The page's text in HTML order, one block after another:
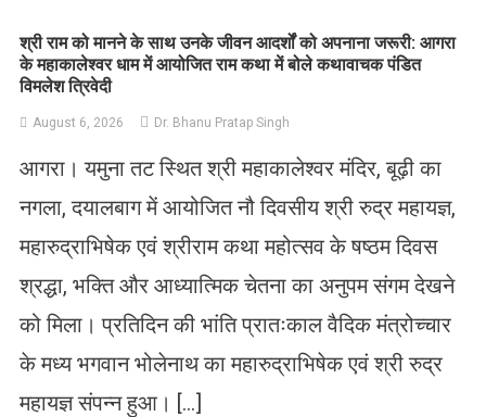
​श्री राम को मानने के साथ उनके जीवन आदर्शों को अपनाना जरूरी: आगरा
के महाकालेश्वर धाम में आयोजित राम कथा में बोले कथावाचक पंडित
विमलेश त्रिवेदी
August 6, 2026 Dr. Bhanu Pratap Singh
आगरा। यमुना तट स्थित श्री महाकालेश्वर मंदिर, बूढ़ी का
नगला, दयालबाग में आयोजित नौ दिवसीय श्री रुद्र महायज्ञ,
महारुद्राभिषेक एवं श्रीराम कथा महोत्सव के षष्ठम दिवस
श्रद्धा, भक्ति और आध्यात्मिक चेतना का अनुपम संगम देखने
को मिला। प्रतिदिन की भांति प्रातःकाल वैदिक मंत्रोच्चार
के मध्य भगवान भोलेनाथ का महारुद्राभिषेक एवं श्री रुद्र
महायज्ञ संपन्न हुआ। […]